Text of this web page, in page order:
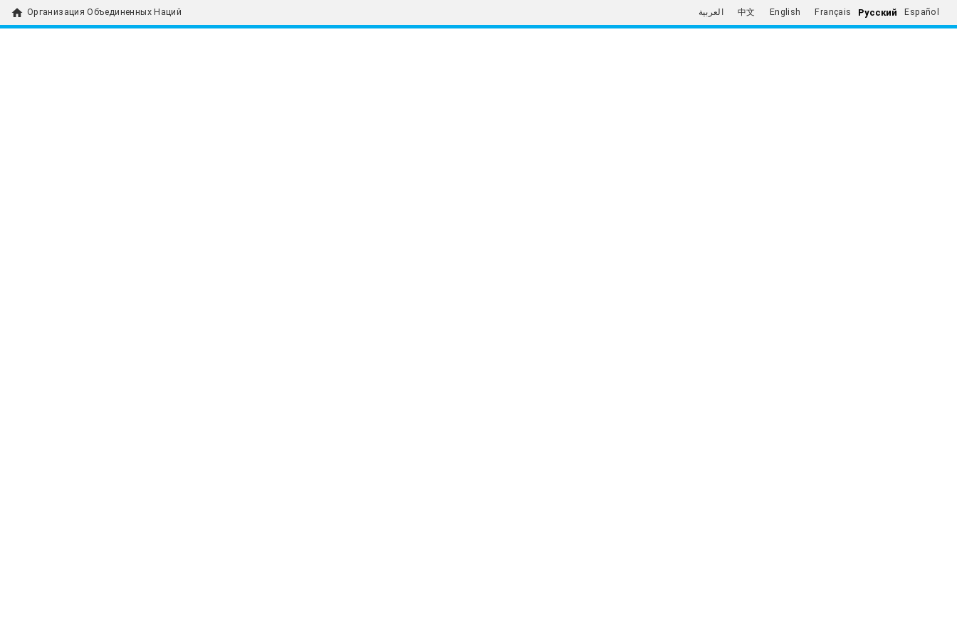
home Организация Объединенных Наций العربية 中文 English Français Русский Español